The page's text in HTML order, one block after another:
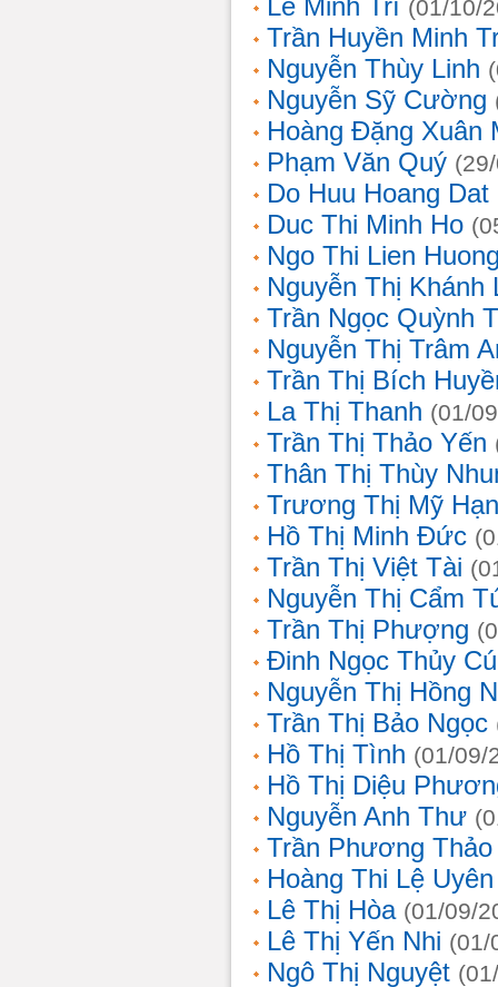
Lê Minh Trí (01/10/
Trần Huyền Minh
Nguyễn Thùy Linh
Nguyễn Sỹ Cường
Hoàng Đặng Xuân
Phạm Văn Quý
Do Huu Hoang Dat
Duc Thi Minh Ho
Ngo Thi Lien
Nguyễn Thị Khánh
Trần Ngọc Quỳnh
Nguyễn Thị Trâm
Trần Thị Bích
La Thị Thanh (01/
Trần Thị Thảo Yến
Thân Thị Thùy
Trương Thị Mỹ
Hồ Thị Minh Đức
Trần Thị Việt Tài
Nguyễn Thị Cẩm
Trần Thị Phượng
Đinh Ngọc Thủy
Nguyễn Thị Hồng
Trần Thị Bảo Ngọc
Hồ Thị Tình (01/09/
Hồ Thị Diệu
Nguyễn Anh Thư
Trần Phương Thảo
Hoàng Thi Lệ Uyên
Lê Thị Hòa (01/09/
Lê Thị Yến Nhi (01/
Ngô Thị Nguyệt